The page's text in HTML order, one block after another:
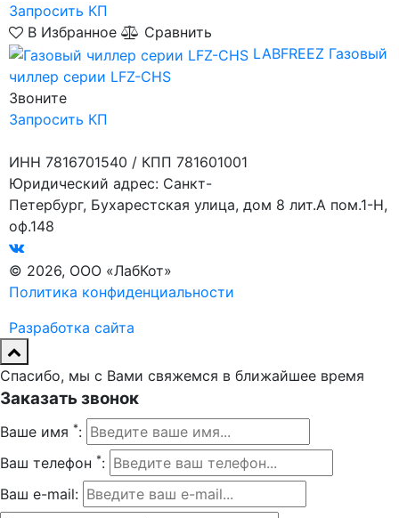
Запросить КП
В Избранное
Сравнить
LABFREEZ Газовый
чиллер серии LFZ-CHS
Звоните
Запросить КП
ИНН 7816701540 / КПП 781601001
Юридический адрес: Санкт-
Петербург, Бухарестская улица, дом 8 лит.А пом.1-Н,
оф.148
© 2026, ООО «ЛабКот»
Политика конфиденциальности
Разработка сайта
Спасибо, мы с Вами свяжемся в ближайшее время
Заказать звонок
Ваше имя *:
Ваш телефон *:
Ваш e-mail: